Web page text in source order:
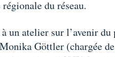
du réseau.
un atelier sur l’avenir
Göttler (chargée